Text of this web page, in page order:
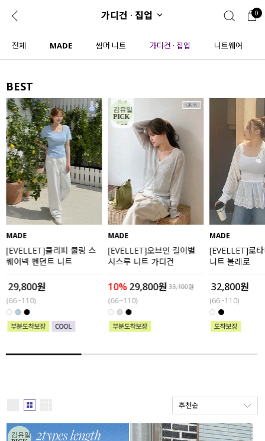
로그인 0
ENG
콘텐츠 리뷰 & 혜택 회원혜택 입
CATEGORY COMMUNITY
도착보장⚡
인플루언서 pick!
신상 5%
베스트
MADE
세트할인 ~30%
하객룩
티셔츠
ALL
익스클루시브
아우터
니트
블라우스
액티브웨어
언더웨어
가디건 · 집업 0
전체 MADE 썸머 니트 가디건 · 집업 니트웨어
BEST
MADE
[EVELLET]클리피 쿨링 스
퀘어넥 펜던트 니트
29,800원
(66~110)
MADE
[EVELLET]오브인 길이별
시스루 니트 가디건
10%29,800원 33,100원
(66~110)
MADE
[EVELLET]로
니트 볼레로
32,800원
(66~110)
추천순